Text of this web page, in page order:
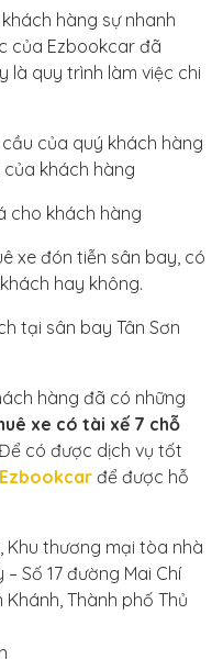
hàng sự nhanh
của Ezbookcar đã
là quy trình làm việc chi
của quý khách hàng
khách hàng
cho khách hàng
xe đón tiễn sân bay, có
hay không.
tại sân bay Tân Sơn
hàng đã có những
xe có tài xế 7 chỗ
có được dịch vụ tốt
Ezbookcar để được hỗ
Khu thương mại tòa nhà
Số 17 đường Mai Chí
Khánh, Thành phố Thủ